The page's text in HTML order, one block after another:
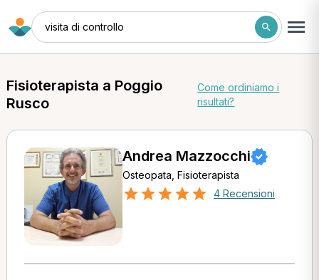
visita di controllo
Fisioterapista a Poggio
Rusco
Come ordiniamo i
risultati?
Andrea Mazzocchi
Osteopata, Fisioterapista
4 Recensioni